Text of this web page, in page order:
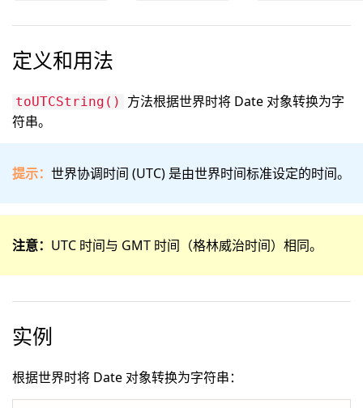
定义和用法
toUTCString()
方法根据世界时将 Date 对象转换为字
符串。
提示： 世界协调时间 (UTC) 是由世界时间标准设定的时间。
注意： UTC 时间与 GMT 时间（格林威治时间）相同。
实例
根据世界时将 Date 对象转换为字符串：